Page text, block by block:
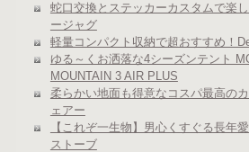
蛇口交換とステッカーカスタムで楽
ージャグ
軽量コンパクト収納で超おすすめ！
ゆる～くお洒落な4シーズンテント
MOUNTAIN 3 AIR PLUS
柔らかい地面も得意なコスパ最高の
ェアー
【これぞ一生物】男心くすぐる長年
ストーブ